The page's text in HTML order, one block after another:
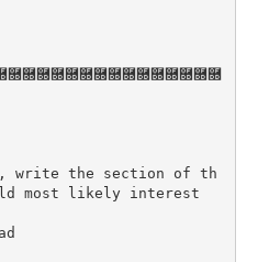
write the section of th
most likely interest